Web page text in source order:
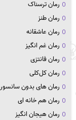
رمان ترسناک
رمان طنز
رمان عاشقانه
رمان غم انگیز
رمان فانتزی
رمان کل‌کلی
رمان های بدون سانسور
رمان هم خانه ای
رمان هیجان انگیز